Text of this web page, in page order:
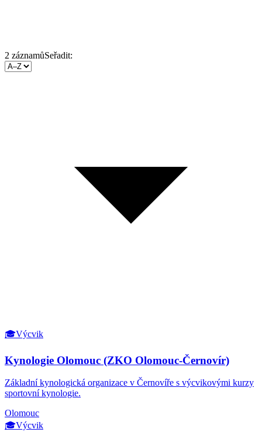
2 záznamůSeřadit:
🎓Výcvik
Kynologie Olomouc (ZKO Olomouc-Černovír)
Základní kynologická organizace v Černovíře s výcvikovými kurzy
sportovní kynologie.
Olomouc
🎓Výcvik